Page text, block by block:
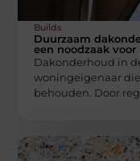
Builds
Duurzaam
een noodzaak
Dakonderhoud in
woningeigenaar
behouden. Door